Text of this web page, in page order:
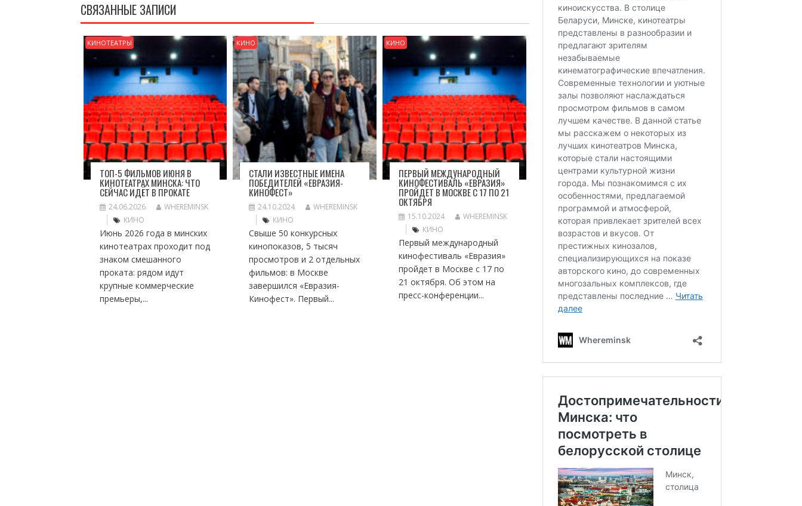
СВЯЗАННЫЕ ЗАПИСИ
КИНОТЕАТРЫ
ТОП-5 ФИЛЬМОВ ИЮНЯ В
КИНОТЕАТРАХ МИНСКА: ЧТО
СЕЙЧАС ИДЁТ В ПРОКАТЕ
24.06.2026
WHEREMINSK
КИНО
Июнь 2026 года в минских
кинотеатрах проходит под
знаком смешанного
проката: рядом идут
крупные коммерческие
премьеры,...
КИНО
СТАЛИ ИЗВЕСТНЫЕ ИМЕНА
ПОБЕДИТЕЛЕЙ «ЕВРАЗИЯ-
КИНОФЕСТ»
24.10.2024
WHEREMINSK
КИНО
Свыше 50 конкурсных
кинопоказов, 5 тысяч
просмотров и 2 отдельных
фильмов: в Москве
завершился «Евразия-
Кинофест». Первый...
КИНО
ПЕРВЫЙ МЕЖДУНАРОДНЫЙ
КИНОФЕСТИВАЛЬ «ЕВРАЗИЯ»
ПРОЙДЕТ В МОСКВЕ С 17 ПО 21
ОКТЯБРЯ
15.10.2024
WHEREMINSK
КИНО
Первый международный
кинофестиваль «Евразия»
пройдет в Москве с 17 по
21 октября. Об этом на
пресс-конференции...